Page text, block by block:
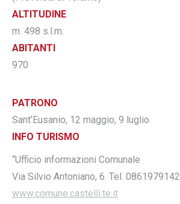
ALTITUDINE
m. 498 s.l.m.
ABITANTI
970
PATRONO
Sant’Eusanio, 12 maggio, 9 luglio
INFO TURISMO
“Ufficio informazioni Comunale
Via Silvio Antoniano, 6. Tel. 0861979142
www.comune.castelli.te.it